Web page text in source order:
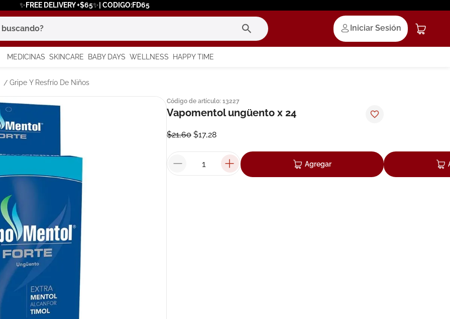
✨FREE DELIVERY +$65✨| CODIGO:FD65
Iniciar Sesión
MEDICINAS SKINCARE BABY DAYS WELLNESS HAPPY TIME
Gripe Y Resfrío De Niños
Código de artículo: 13227
Vapomentol ungüento x 24
$21,60 $17,28
Agregar
más buscados
solar